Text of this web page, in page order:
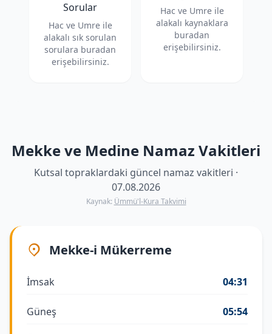
Sorular
Hac ve Umre ile
alakalı sık sorulan
sorulara buradan
erişebilirsiniz.
Hac ve Umre ile
alakalı kaynaklara
buradan
erişebilirsiniz.
Mekke ve Medine Namaz Vakitleri
Kutsal topraklardaki güncel namaz vakitleri ·
07.08.2026
Kaynak: Ümmü'l-Kura Takvimi
Mekke-i Mükerreme
İmsak 04:31
Güneş 05:54